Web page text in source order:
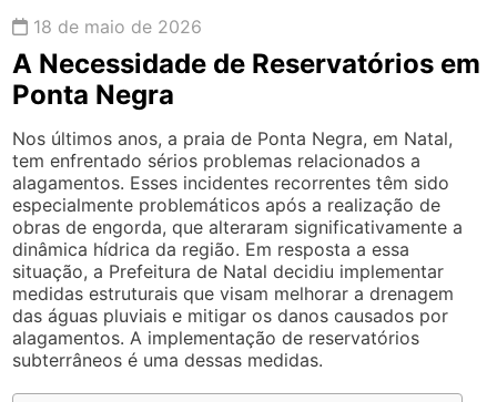
18 de maio de 2026
A Necessidade de Reservatórios em
Ponta Negra
Nos últimos anos, a praia de Ponta Negra, em Natal,
tem enfrentado sérios problemas relacionados a
alagamentos. Esses incidentes recorrentes têm sido
especialmente problemáticos após a realização de
obras de engorda, que alteraram significativamente a
dinâmica hídrica da região. Em resposta a essa
situação, a Prefeitura de Natal decidiu implementar
medidas estruturais que visam melhorar a drenagem
das águas pluviais e mitigar os danos causados por
alagamentos. A implementação de reservatórios
subterrâneos é uma dessas medidas.